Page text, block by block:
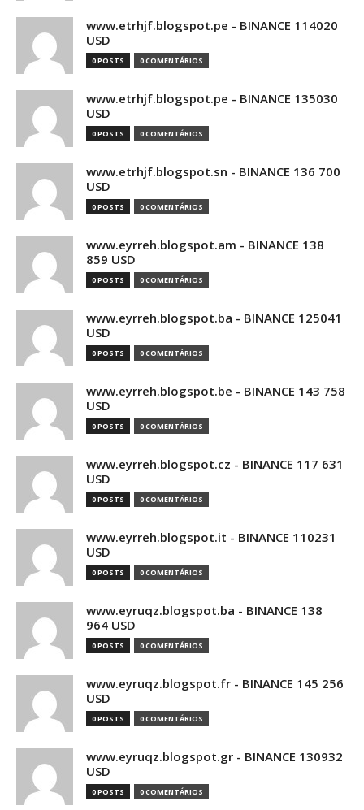
www.etrhjf.blogspot.pe - BINANCE 114020
USD
0 POSTS 0 COMENTÁRIOS
www.etrhjf.blogspot.pe - BINANCE 135030
USD
0 POSTS 0 COMENTÁRIOS
www.etrhjf.blogspot.sn - BINANCE 136 700
USD
0 POSTS 0 COMENTÁRIOS
www.eyrreh.blogspot.am - BINANCE 138
859 USD
0 POSTS 0 COMENTÁRIOS
www.eyrreh.blogspot.ba - BINANCE 125041
USD
0 POSTS 0 COMENTÁRIOS
www.eyrreh.blogspot.be - BINANCE 143 758
USD
0 POSTS 0 COMENTÁRIOS
www.eyrreh.blogspot.cz - BINANCE 117 631
USD
0 POSTS 0 COMENTÁRIOS
www.eyrreh.blogspot.it - BINANCE 110231
USD
0 POSTS 0 COMENTÁRIOS
www.eyruqz.blogspot.ba - BINANCE 138
964 USD
0 POSTS 0 COMENTÁRIOS
www.eyruqz.blogspot.fr - BINANCE 145 256
USD
0 POSTS 0 COMENTÁRIOS
www.eyruqz.blogspot.gr - BINANCE 130932
USD
0 POSTS 0 COMENTÁRIOS